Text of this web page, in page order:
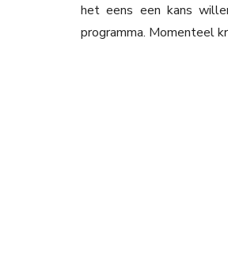
het eens een kans
programma. Momenteel